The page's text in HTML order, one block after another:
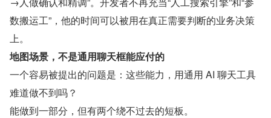
数搬运工”，他的时间可以被用在真正需要判断的业务决策
上。
地图场景，不是通用聊天框能应付的
一个容易被提出的问题是：这些能力，用通用 AI 聊天工具
难道做不到吗？
能做到一部分，但有两个绕不过去的短板。